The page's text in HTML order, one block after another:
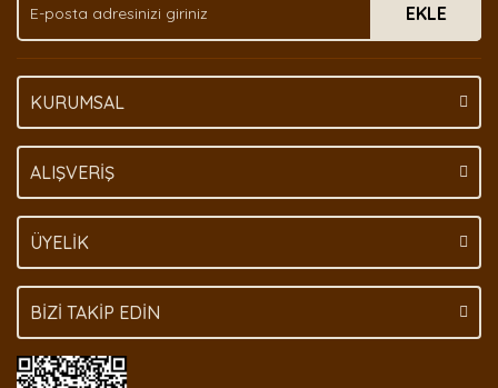
Bu ürüne benzer farklı alternatifler olmalı.
EKLE
KURUMSAL
ALIŞVERİŞ
ÜYELİK
BİZİ TAKİP EDİN